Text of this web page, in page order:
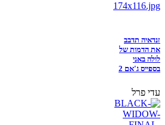
זנדאיה תדבב
את הדמות של
לולה באני
בספייס ג'אם 2
עדי פרל